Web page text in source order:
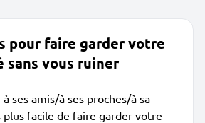
pour faire garder votre
sans vous ruiner
ses amis/à ses proches/à sa
plus facile de faire garder votre